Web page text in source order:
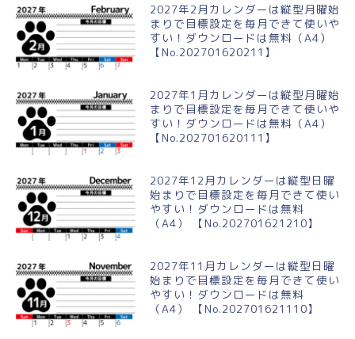
2027年2月カレンダーは縦型月曜始
まりで目標設定を毎月できて使いや
すい！ダウンロードは無料（A4）
【No.202701620211】
2027年1月カレンダーは縦型月曜始
まりで目標設定を毎月できて使いや
すい！ダウンロードは無料（A4）
【No.202701620111】
2027年12月カレンダーは縦型日曜
始まりで目標設定を毎月できて使い
やすい！ダウンロードは無料
（A4） 【No.202701621210】
2027年11月カレンダーは縦型日曜
始まりで目標設定を毎月できて使い
やすい！ダウンロードは無料
（A4） 【No.202701621110】